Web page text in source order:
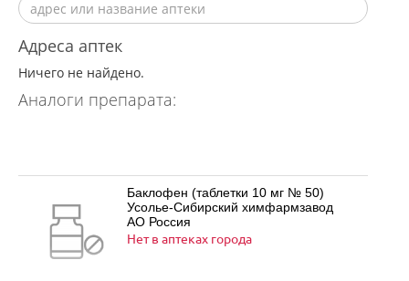
Адреса аптек
Ничего не найдено.
Аналоги препарата:
Баклофен (таблетки 10 мг № 50)
Усолье-Сибирский химфармзавод
АО Россия
Нет в аптеках города